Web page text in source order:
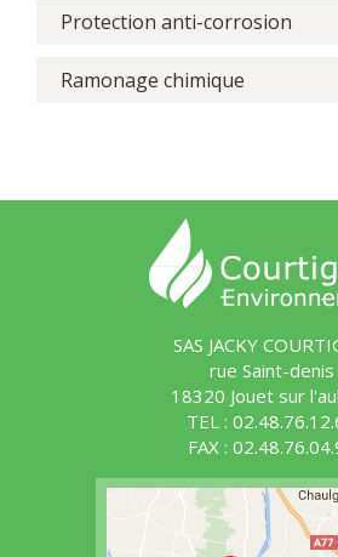
Protection anti-corrosion
Ramonage chimique
SAS JACKY
rue Saint-denis
18320 Jouet sur
TEL :
FAX :